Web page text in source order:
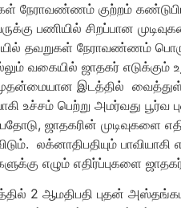
நேராவண்ணம் குற்றம்
பணியில் சிறப்பான
தவறுகள் நேராவண்ணம்
வகையில் ஜாதகர் எடுக்கும்
இடத்தில்
உச்சம் பெற்று அமர்வது
ஜாதகரின் முடிவுகளை
லக்னாதிபதியும் பாவியாகி
எழும் எதிர்ப்புகளை ஜாதகர்
2 ஆமதிபதி புதன்